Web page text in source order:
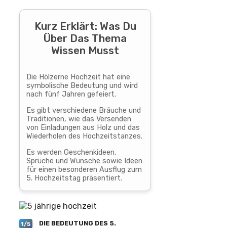
Kurz Erklärt: Was Du
Über Das Thema
Wissen Musst
Die Hölzerne Hochzeit hat eine
symbolische Bedeutung und wird
nach fünf Jahren gefeiert.
Es gibt verschiedene Bräuche und
Traditionen, wie das Versenden
von Einladungen aus Holz und das
Wiederholen des Hochzeitstanzes.
Es werden Geschenkideen,
Sprüche und Wünsche sowie Ideen
für einen besonderen Ausflug zum
5. Hochzeitstag präsentiert.
1/5
DIE BEDEUTUNG DES 5.